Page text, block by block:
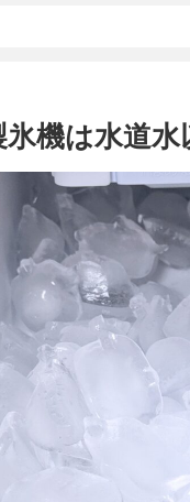
機は水道水